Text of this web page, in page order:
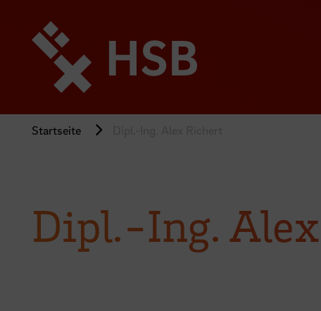
Seiteninhalt
springen
Startseite
Dipl.-Ing.